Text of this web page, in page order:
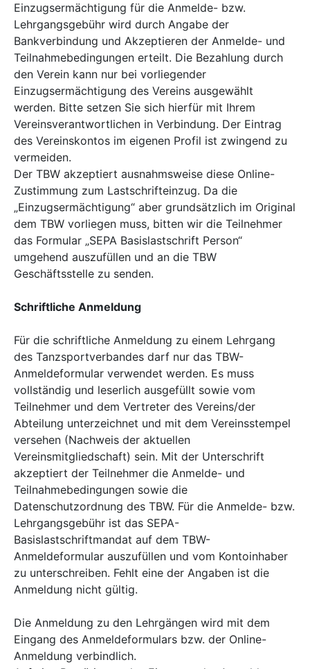
Einzugsermächtigung für die Anmelde- bzw.
Lehrgangsgebühr wird durch Angabe der
Bankverbindung und Akzeptieren der Anmelde- und
Teilnahmebedingungen erteilt. Die Bezahlung durch
den Verein kann nur bei vorliegender
Einzugsermächtigung des Vereins ausgewählt
werden. Bitte setzen Sie sich hierfür mit Ihrem
Vereinsverantwortlichen in Verbindung. Der Eintrag
des Vereinskontos im eigenen Profil ist zwingend zu
vermeiden.
Der TBW akzeptiert ausnahmsweise diese Online-
Zustimmung zum Lastschrifteinzug. Da die
„Einzugsermächtigung“ aber grundsätzlich im Original
dem TBW vorliegen muss, bitten wir die Teilnehmer
das Formular „SEPA Basislastschrift Person“
umgehend auszufüllen und an die TBW
Geschäftsstelle zu senden.
Schriftliche Anmeldung
Für die schriftliche Anmeldung zu einem Lehrgang
des Tanzsportverbandes darf nur das TBW-
Anmeldeformular verwendet werden. Es muss
vollständig und leserlich ausgefüllt sowie vom
Teilnehmer und dem Vertreter des Vereins/der
Abteilung unterzeichnet und mit dem Vereinsstempel
versehen (Nachweis der aktuellen
Vereinsmitgliedschaft) sein. Mit der Unterschrift
akzeptiert der Teilnehmer die Anmelde- und
Teilnahmebedingungen sowie die
Datenschutzordnung des TBW. Für die Anmelde- bzw.
Lehrgangsgebühr ist das SEPA-
Basislastschriftmandat auf dem TBW-
Anmeldeformular auszufüllen und vom Kontoinhaber
zu unterschreiben. Fehlt eine der Angaben ist die
Anmeldung nicht gültig.
Die Anmeldung zu den Lehrgängen wird mit dem
Eingang des Anmeldeformulars bzw. der Online-
Anmeldung verbindlich.